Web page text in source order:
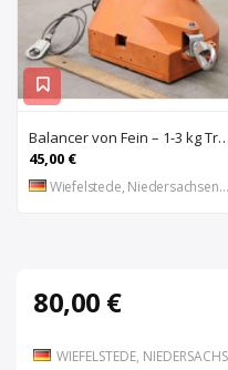
Balancer von Fein – 1-3 kg Traglast
45,00 €
Wiefelstede, Niedersachsen, DE
80,00 €
WIEFELSTEDE,